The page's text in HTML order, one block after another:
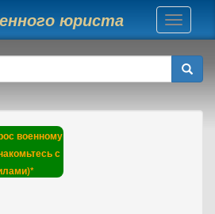
юриста
Toggle
военному
с